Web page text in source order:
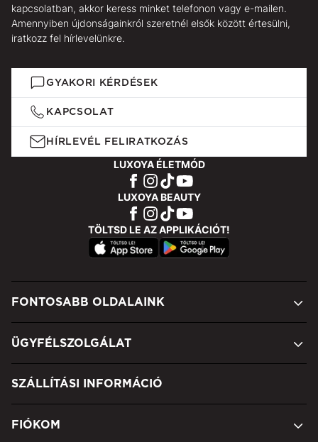
kapcsolatban, akkor keress minket telefonon vagy e-mailen.
Amennyiben újdonságainkról szeretnél elsők között értesülni,
iratkozz fel hírlevelünkre.
GYAKORI KÉRDÉSEK
KAPCSOLAT
HÍRLEVÉL FELIRATKOZÁS
LUXOYA ÉLETMÓD
LUXOYA BEAUTY
TÖLTSD LE AZ APPLIKÁCIÓT!
FONTOSABB OLDALAINK
ÜGYFÉLSZOLGÁLAT
SZÁLLÍTÁSI INFORMÁCIÓ
FIÓKOM